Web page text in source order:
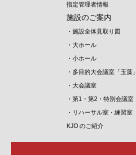
指定管理者情報
施設のご案内
・施設全体見取り図
・大ホール
・小ホール
・多目的大会議室「玉藻」
・大会議室
・第1・第2・特別会議室
・リハーサル室・練習室
KJO のご紹介